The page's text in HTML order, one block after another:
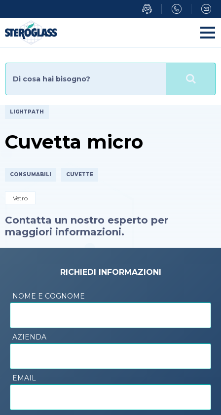
al
contenuto
principale
LIGHTPATH
Cuvetta micro
CONSUMABILI CUVETTE
Vetro
Contatta un nostro esperto per
maggiori informazioni.
RICHIEDI INFORMAZIONI
NOME E COGNOME
AZIENDA
EMAIL